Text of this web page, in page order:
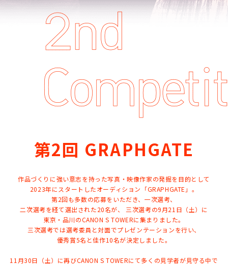
第2回 GRAPHGATE
作品づくりに強い意志を持った写真・映像作家の発掘を目的として
2023年にスタートしたオーディション「GRAPHGATE」。
第2回も多数の応募をいただき、一次選考、
二次選考を経て選出された20名が、
三次選考の9月21日（土）に
東京・品川のCANON S TOWERに集まりました。
三次選考では選考委員と対面でプレゼンテーションを行い、
優秀賞5名と佳作10名が決定しました。
11月30日（土）に再びCANON S TOWERにて多くの見学者が見守る中で